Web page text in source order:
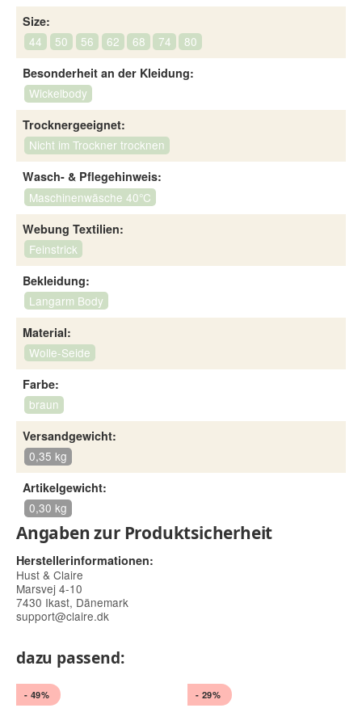
Size:
44
50 56 62 68 74
80
Besonderheit an der Kleidung:
Wickelbody
Trocknergeeignet:
Nicht im Trockner trocknen
Wasch- & Pflegehinweis:
Maschinenwäsche 40°C
Webung Textilien:
Feinstrick
Bekleidung:
Langarm Body
Material:
Wolle-Seide
Farbe:
braun
Versandgewicht:
0,35 kg
Artikelgewicht:
0,30 kg
Angaben zur Produktsicherheit
Herstellerinformationen:
Hust & Claire
Marsvej 4-10
7430 Ikast, Dänemark
support@claire.dk
dazu passend:
- 49% - 29%